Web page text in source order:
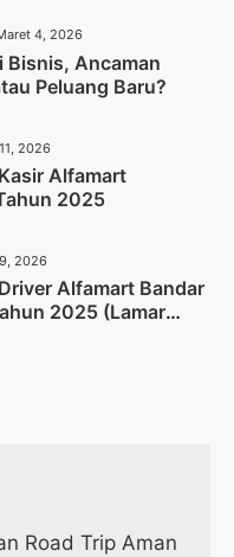
4, 2026
Bisnis, Ancaman
Peluang Baru?
2026
Alfamart
2025
2026
Alfamart Bandar
2025 (Lamar
Road Trip Aman